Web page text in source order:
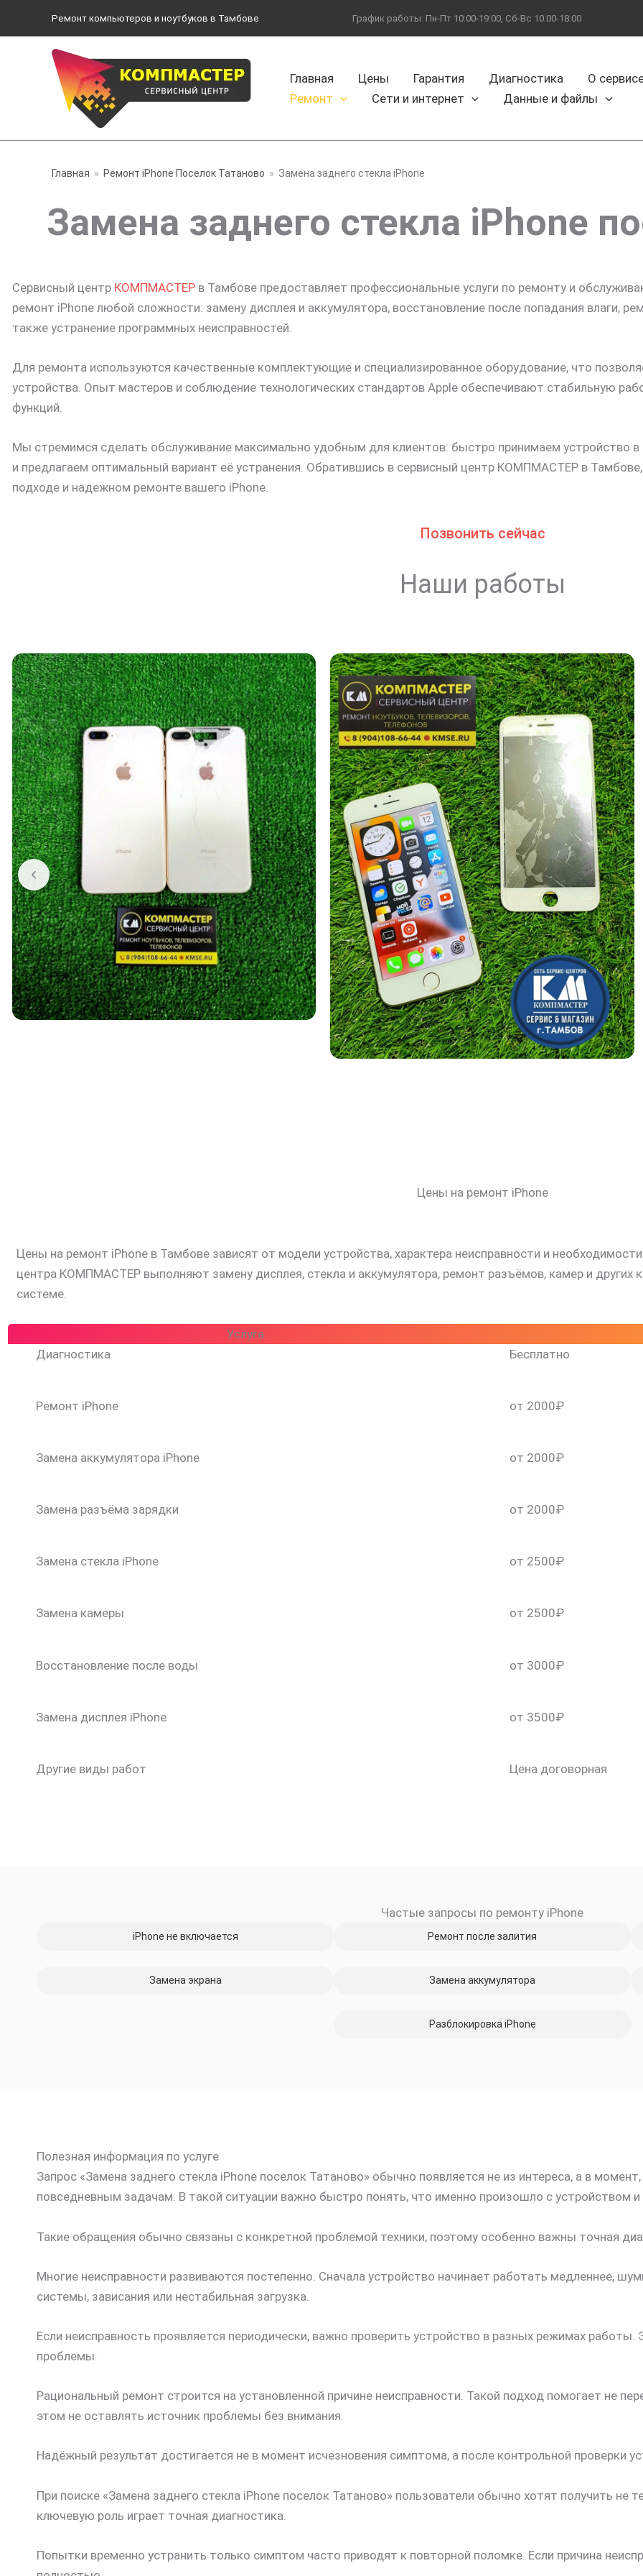
содержимому
Ремонт компьютеров и ноутбуков в Тамбове График работы: Пн-Пт 10:00-19:00, Сб-Вс 10:00-18:00
Главная Цены Гарантия Диагностика
О
Ремонт
Сети и интернет Данные и файлы
Главная Ремонт iPhone Поселок Татаново Замена заднего стекла iPhone
Замена заднего стекла iPhone
Сервисный центр КОМПМАСТЕР в Тамбове предоставляет профессиональные услуги по ремонту и
ремонт iPhone любой сложности: замену дисплея и аккумулятора, восстановление после попадания влаги,
также устранение программных неисправностей.
Для ремонта используются качественные комплектующие и специализированное оборудование, что
устройства. Опыт мастеров и соблюдение технологических стандартов Apple обеспечивают стабильную
функций.
Мы стремимся сделать обслуживание максимально удобным для клиентов: быстро принимаем устройство в
и предлагаем оптимальный вариант её устранения. Обратившись в сервисный центр КОМПМАСТЕР в
подходе и надежном ремонте вашего iPhone.
Позвонить сейчас
Наши работы
Цены на ремонт iPhone
Цены на ремонт iPhone в Тамбове зависят от модели устройства, характера неисправности и
центра КОМПМАСТЕР выполняют замену дисплея, стекла и аккумулятора, ремонт разъёмов, камер и
системе.
Услуга
Диагностика
Бесплатно
Ремонт iPhone от 2000₽
Замена аккумулятора iPhone от 2000₽
Замена разъёма зарядки от 2000₽
Замена стекла iPhone от 2500₽
Замена камеры от 2500₽
Восстановление после воды от 3000₽
Замена дисплея iPhone от 3500₽
Другие виды работ Цена договорная
Частые запросы по ремонту iPhone
iPhone не включается
Замена экрана
Ремонт после залития
Замена аккумулятора
Разблокировка iPhone
Полезная информация по услуге
Запрос «Замена заднего стекла iPhone поселок Татаново» обычно появляется не из интереса, а в
повседневным задачам. В такой ситуации важно быстро понять, что именно произошло с устройством
Такие обращения обычно связаны с конкретной проблемой техники, поэтому особенно важны точная
Многие неисправности развиваются постепенно. Сначала устройство начинает работать медленнее,
системы, зависания или нестабильная загрузка.
Если неисправность проявляется периодически, важно проверить устройство в разных режимах
проблемы.
Рациональный ремонт строится на установленной причине неисправности. Такой подход помогает не
этом не оставлять источник проблемы без внимания.
Надёжный результат достигается не в момент исчезновения симптома, а после контрольной проверки
При поиске «Замена заднего стекла iPhone поселок Татаново» пользователи обычно хотят получить
ключевую роль играет точная диагностика.
Попытки временно устранить только симптом часто приводят к повторной поломке. Если причина
скидку 30%